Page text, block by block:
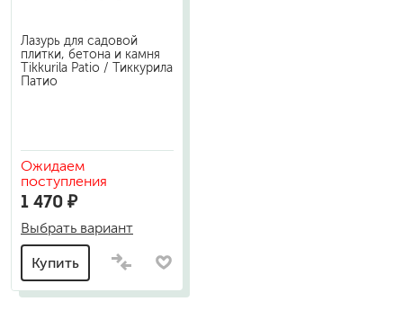
Лазурь для садовой
плитки, бетона и камня
Tikkurila Patio / Тиккурила
Патио
Ожидаем
поступления
1 470 ₽
Выбрать вариант
Купить